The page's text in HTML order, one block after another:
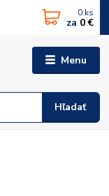
Menu
Hľadať
0 ks
za 0 €